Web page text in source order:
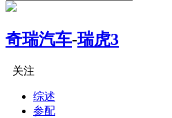
奇瑞汽车-瑞虎3
关注
综述
参配